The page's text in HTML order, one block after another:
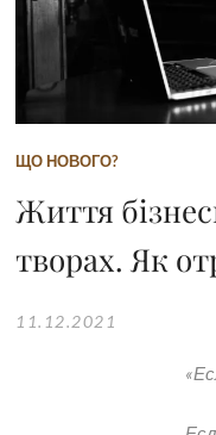
ЩО НОВОГО?
Життя
творах. Як
11.12.2021